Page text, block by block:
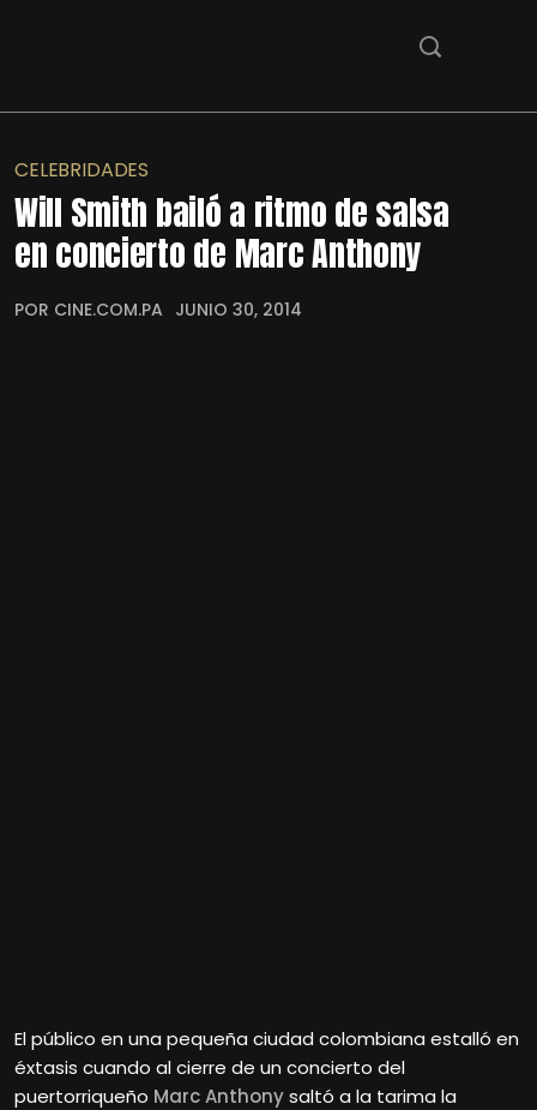
CELEBRIDADES
Will Smith bailó a ritmo de salsa
en concierto de Marc Anthony
POR CINE.COM.PA JUNIO 30, 2014
El público en una pequeña ciudad colombiana estalló en
éxtasis cuando al cierre de un concierto del
puertorriqueño Marc Anthonysaltó a la tarima la